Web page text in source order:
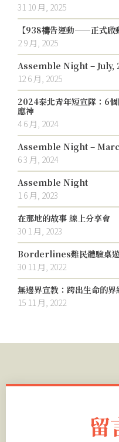
31 10 月, 2025
【938禱告運動——正式啟
2 9 月, 2025
Assemble Night – July,
12 6 月, 2025
2024泰北青年短宣隊：6
應神
4 6 月, 2024
Assemble Night –
6 3 月, 2024
Assemble Night
1 6 月, 2023
在那地的故事 線上分享會
30 1 月, 2023
Borderlines難民體驗桌
30 11 月, 2022
無邊界宣教：跨出生命的界
15 11 月, 2022
留